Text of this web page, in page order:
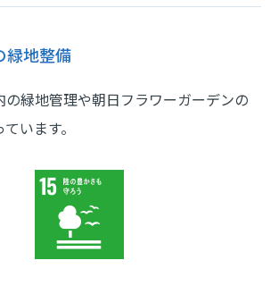
緑地整備
の緑地管理や朝日フラワーガーデンの
います。